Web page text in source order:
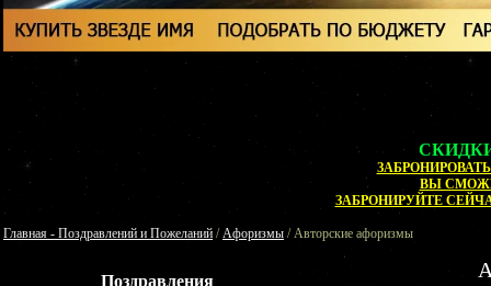
ВЫ
ЗАБРОНИРУЙТЕ
Главная - Поздравлений и Пожеланий /Афоризмы / Авторские афоризмы
Поздравления